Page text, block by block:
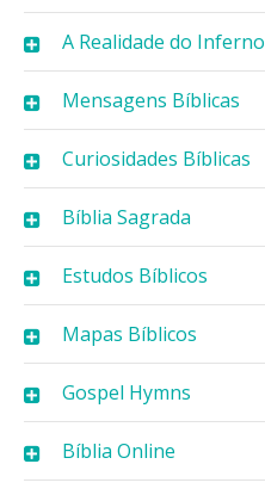
A Realidade do Inferno
Mensagens Bíblicas
Curiosidades Bíblicas
Bíblia Sagrada
Estudos Bíblicos
Mapas Bíblicos
Gospel Hymns
Bíblia Online